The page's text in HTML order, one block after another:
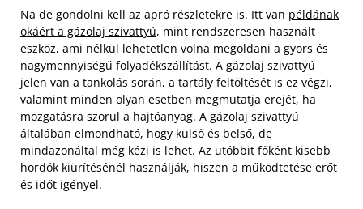
Na de gondolni kell az apró részletekre is. Itt van példának
okáért a gázolaj szivattyú, mint rendszeresen használt
eszköz, ami nélkül lehetetlen volna megoldani a gyors és
nagymennyiségű folyadékszállítást. A gázolaj szivattyú
jelen van a tankolás során, a tartály feltöltését is ez végzi,
valamint minden olyan esetben megmutatja erejét, ha
mozgatásra szorul a hajtóanyag. A gázolaj szivattyú
általában elmondható, hogy külső és belső, de
mindazonáltal még kézi is lehet. Az utóbbit főként kisebb
hordók kiürítésénél használják, hiszen a működtetése erőt
és időt igényel.